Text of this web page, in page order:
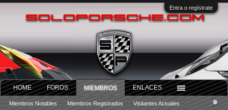
Entra o regístrate
HOME FOROS MIEMBROS
Miembros Notables Miembros Registrados Visitantes Actuales
ENLACES